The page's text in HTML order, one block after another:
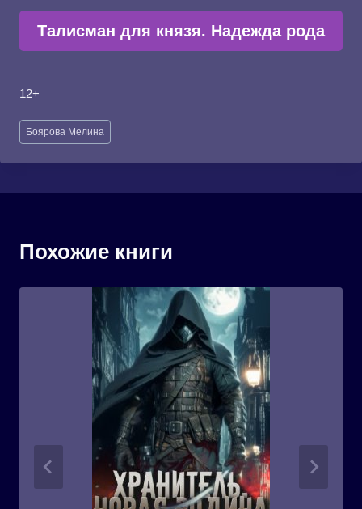
Талисман для князя. Надежда рода
12+
Метки
записи:
Боярова Мелина
Похожие книги